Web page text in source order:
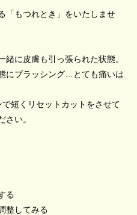
「もつれとき」をいたしませ
に皮膚も引っ張られた状態。
にブラッシング…とても痛いは
短くリセットカットをさせて
さい。
る
整してみる